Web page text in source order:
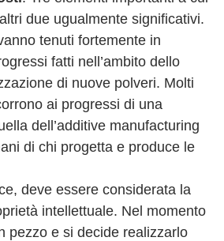
due ugualmente significativi.
tenuti fortemente in
fatti nell’ambito dello
di nuove polveri. Molti
ai progressi di una
dell’additive manufacturing
di chi progetta e produce le
deve essere considerata la
intellettuale. Nel momento
pezzo e si decide realizzarlo